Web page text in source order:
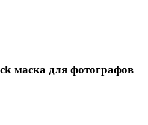
маска для фотографов